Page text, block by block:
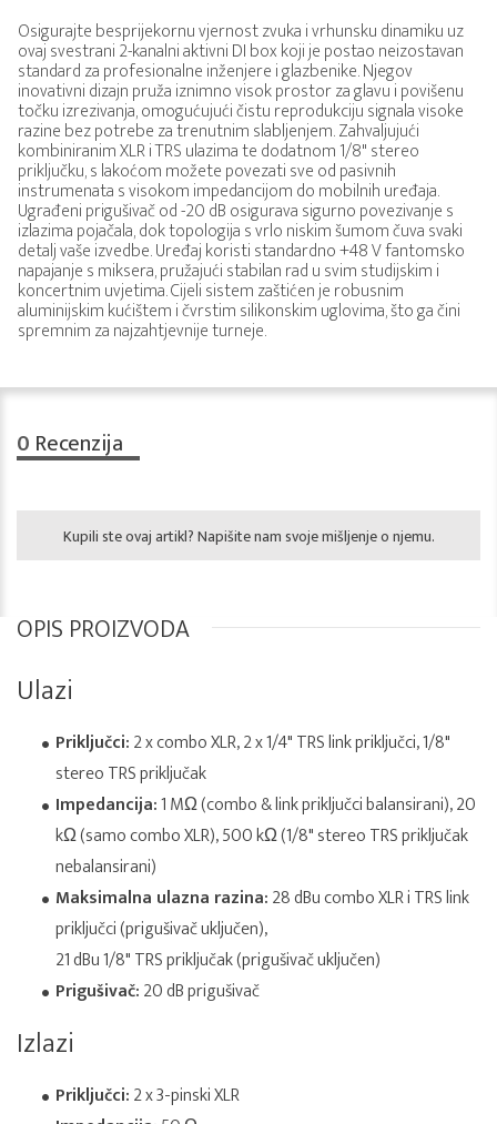
Osigurajte besprijekornu vjernost zvuka i vrhunsku dinamiku uz
ovaj svestrani 2-kanalni aktivni DI box koji je postao neizostavan
standard za profesionalne inženjere i glazbenike. Njegov
inovativni dizajn pruža iznimno visok prostor za glavu i povišenu
točku izrezivanja, omogućujući čistu reprodukciju signala visoke
razine bez potrebe za trenutnim slabljenjem. Zahvaljujući
kombiniranim XLR i TRS ulazima te dodatnom 1/8" stereo
priključku, s lakoćom možete povezati sve od pasivnih
instrumenata s visokom impedancijom do mobilnih uređaja.
Ugrađeni prigušivač od -20 dB osigurava sigurno povezivanje s
izlazima pojačala, dok topologija s vrlo niskim šumom čuva svaki
detalj vaše izvedbe. Uređaj koristi standardno +48 V fantomsko
napajanje s miksera, pružajući stabilan rad u svim studijskim i
koncertnim uvjetima. Cijeli sistem zaštićen je robusnim
aluminijskim kućištem i čvrstim silikonskim uglovima, što ga čini
spremnim za najzahtjevnije turneje.
0 Recenzija
Kupili ste ovaj artikl? Napišite nam svoje mišljenje o njemu.
OPIS PROIZVODA
Ulazi
Priključci:2 x combo XLR, 2 x 1/4" TRS link priključci, 1/8"
stereo TRS priključak
Impedancija:1 MΩ (combo & link priključci balansirani), 20
kΩ (samo combo XLR), 500 kΩ (1/8" stereo TRS priključak
nebalansirani)
Maksimalna ulazna razina:28 dBu combo XLR i TRS link
priključci (prigušivač uključen),
21 dBu 1/8" TRS priključak (prigušivač uključen)
Prigušivač:20 dB prigušivač
Izlazi
Priključci:2 x 3-pinski XLR